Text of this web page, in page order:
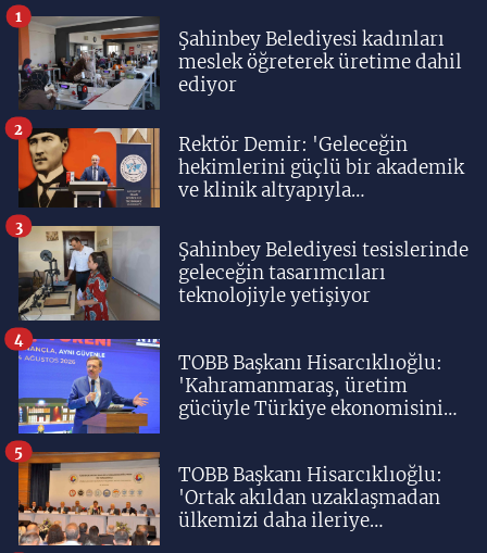
Şahinbey Belediyesi kadınları
meslek öğreterek üretime dahil
ediyor
1
Rektör Demir: 'Geleceğin
hekimlerini güçlü bir akademik
ve klinik altyapıyla
2
Şahinbey Belediyesi tesislerinde
geleceğin tasarımcıları
teknolojiyle yetişiyor
3
TOBB Başkanı Hisarcıklıoğlu:
'Kahramanmaraş, üretim
gücüyle Türkiye ekonomisinin
4
TOBB Başkanı Hisarcıklıoğlu:
'Ortak akıldan uzaklaşmadan
ülkemizi daha ileriye
5